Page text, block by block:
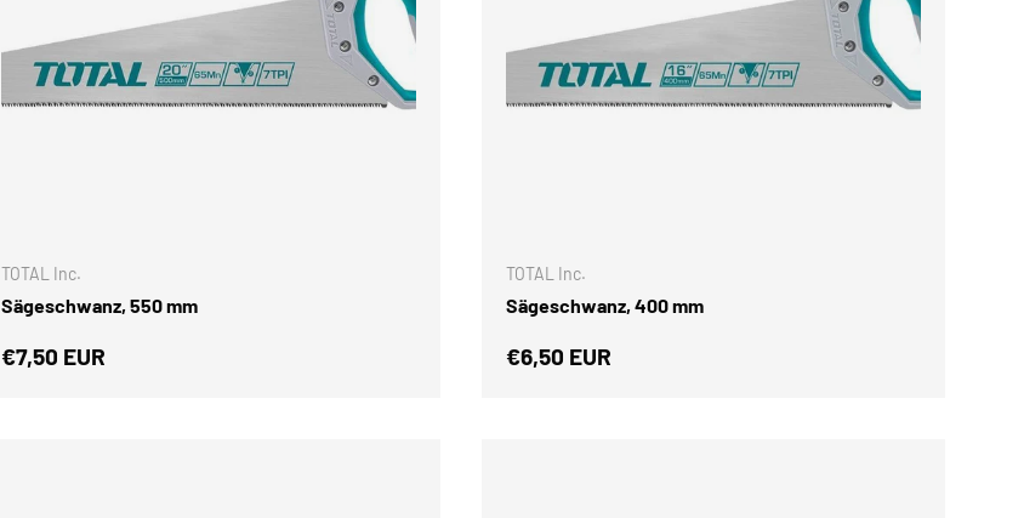
TOTAL Inc.
Sägeschwanz, 550 mm
Normaler Preis
€7,50 EUR
TOTAL Inc.
Sägeschwanz, 400 mm
Normaler Preis
€6,50 EUR